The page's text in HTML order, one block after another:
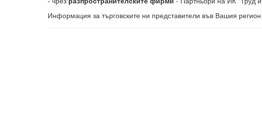
Информация за търговските ни представители във Вашия